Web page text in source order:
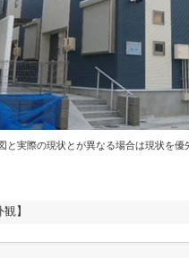
と実際の現状とが異なる場合は現状を優
観】